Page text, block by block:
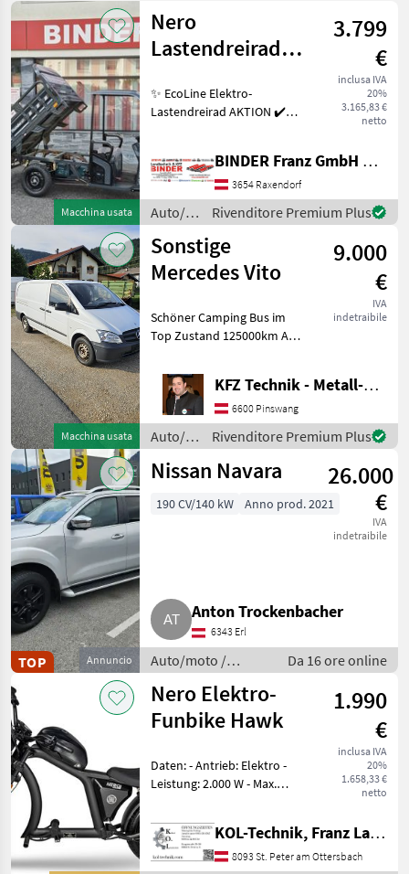
Macchina usata
Nero
Lastendreirad
TukTuk
3.799
€
inclusa IVA
20%
3.165,83 €
netto
✨ EcoLine Elektro-
Lastendreirad AKTION ✔️
Ausführung ✔️ mit 45km/h
und Dach ✔️ optimal für
jeden Betrieb, Hof oder
BINDER Franz GmbH & CoKG
3654 Raxendorf
Auto/moto
/ Nero
Rivenditore Premium Plus
Macchina usata
Sonstige
Mercedes Vito
9.000
€
IVA
indetraibile
Schöner Camping Bus im
Top Zustand 125000km Als
Einsatzbar Navi
Rückkamera Kein Allrad 3-
Sitzer Diesel 130PS 2
Besitzer Auto/moto Cam
KFZ Technik - Metall-Maschinenbau Wörle
6600 Pinswang
Auto/moto
/
Sonstige
Rivenditore Premium Plus
Annuncio
TOP
Nissan Navara
26.000
€
IVA
indetraibile
190 CV/140 kW Anno prod. 2021
Anton Trockenbacher
6343 Erl
Auto/moto /
Fuoristrada
Da 16 ore online
Nero Elektro-
Funbike Hawk
1.990
€
inclusa IVA
20%
1.658,33 €
netto
Daten: - Antrieb: Elektro -
Leistung: 2.000 W - Max.
Geschwindigkeitsstufen: 3 -
Reichweite: 60–80 km -
Akku: 60V/30Ah Lithium - La
KOL-Technik, Franz Lampl-Küssner
8093 St. Peter am Ottersbach